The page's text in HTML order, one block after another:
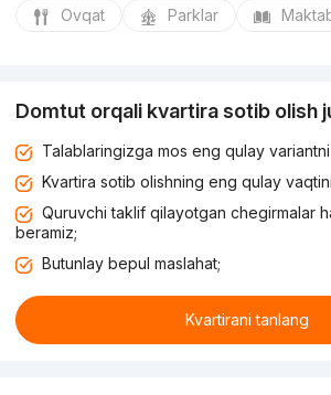
Ovqat Parklar
Domtut orqali kvartira sotib olish
Talablaringizga mos eng qulay
Kvartira sotib olishning eng qulay
Quruvchi taklif qilayotgan chegirmalar
beramiz;
Butunlay bepul maslahat;
Kvartirani tanlang